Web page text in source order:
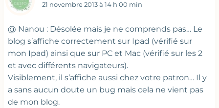
21 novembre 2013 à 14 h 00 min
@ Nanou : Désolée mais je ne comprends pas… Le
blog s’affiche correctement sur Ipad (vérifié sur
mon Ipad) ainsi que sur PC et Mac (vérifié sur les 2
et avec différents navigateurs).
Visiblement, il s’affiche aussi chez votre patron… Il y
a sans aucun doute un bug mais cela ne vient pas
de mon blog.